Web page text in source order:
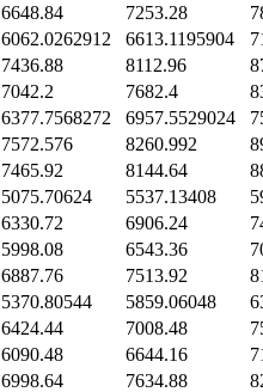
6648.84 7253.28
6062.0262912 6613.1195904
7436.88 8112.96
7042.2 7682.4
6377.7568272 6957.5529024
7572.576 8260.992
7465.92 8144.64
5075.70624 5537.13408
6330.72 6906.24
5998.08 6543.36
6887.76 7513.92
5370.80544 5859.06048
6424.44 7008.48
6090.48 6644.16
6998.64 7634.88